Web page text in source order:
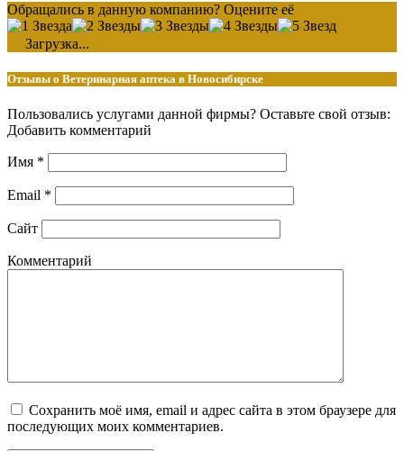
Обращались в данную компанию? Оцените её
Загрузка...
Отзывы о Ветеринарная аптека в Новосибирске
Пользовались услугами данной фирмы? Оставьте свой отзыв:
Добавить комментарий
Имя *
Email *
Сайт
Комментарий
Сохранить моё имя, email и адрес сайта в этом браузере для
последующих моих комментариев.